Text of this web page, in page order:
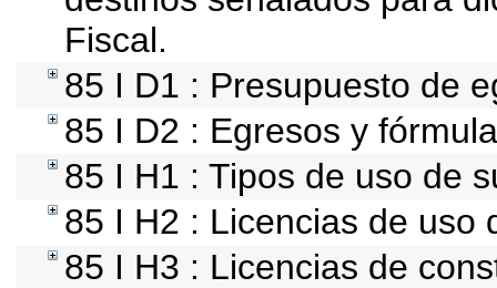
Fiscal.
85 I D1 : Presupuesto de
85 I D2 : Egresos y
85 I H1 : Tipos de uso de
85 I H2 : Licencias de uso
85 I H3 : Licencias de